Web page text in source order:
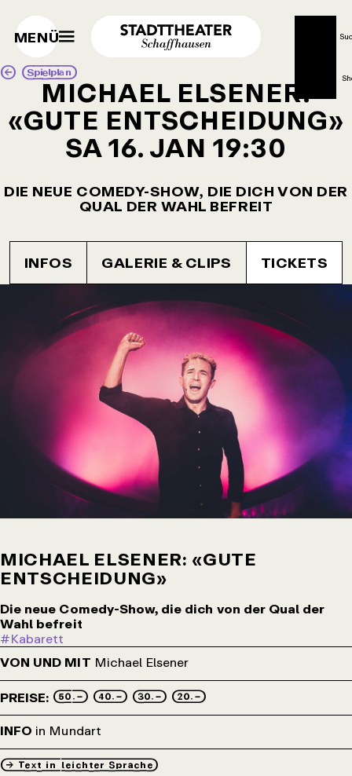
MENÜ
Spielplan
MICHAEL ELSENER:
«GUTE ENTSCHEIDUNG»
SA 16. JAN 19:30
DIE NEUE COMEDY-SHOW, DIE DICH VON DER
QUAL DER WAHL BEFREIT
INFOS GALERIE & CLIPS TICKETS
MICHAEL ELSENER: «GUTE
ENTSCHEIDUNG»
Die neue Comedy-Show, die dich von der Qual der
Wahl befreit
#Kabarett
VON UND MIT Michael Elsener
PREISE: 50.– 40.– 30.– 20.–
INFO in Mundart
→_Text_in_leichter_Sprache